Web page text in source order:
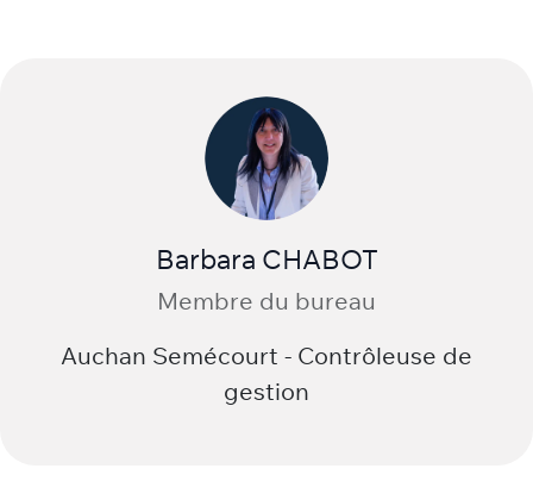
Barbara CHABOT
Membre du bureau
Auchan Semécourt - Contrôleuse de
gestion